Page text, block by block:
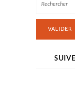
VALIDER